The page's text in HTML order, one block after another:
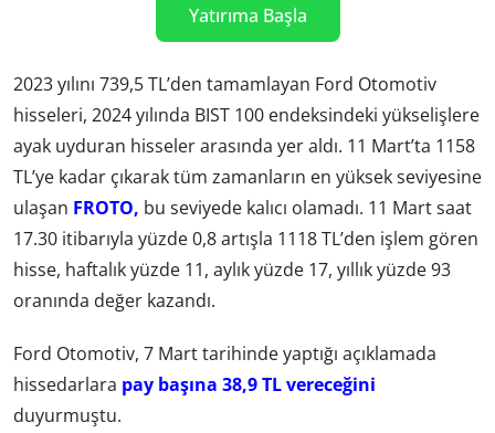
Yatırıma Başla
2023 yılını 739,5 TL’den tamamlayan Ford Otomotiv
hisseleri, 2024 yılında BIST 100 endeksindeki yükselişlere
ayak uyduran hisseler arasında yer aldı. 11 Mart’ta 1158
TL’ye kadar çıkarak tüm zamanların en yüksek seviyesine
ulaşan FROTO, bu seviyede kalıcı olamadı. 11 Mart saat
17.30 itibarıyla yüzde 0,8 artışla 1118 TL’den işlem gören
hisse, haftalık yüzde 11, aylık yüzde 17, yıllık yüzde 93
oranında değer kazandı.
Ford Otomotiv, 7 Mart tarihinde yaptığı açıklamada
hissedarlara pay başına 38,9 TL vereceğini
duyurmuştu.